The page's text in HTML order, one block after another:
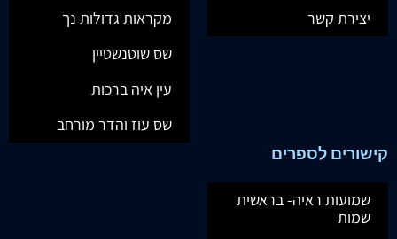
יצירת קשר
מקראות גדולות נך
שס שוטנשטיין
עין איה ברכות
שס עוז והדר מורחב
קישורים לספרים
שמועות ראיה- בראשית
שמות